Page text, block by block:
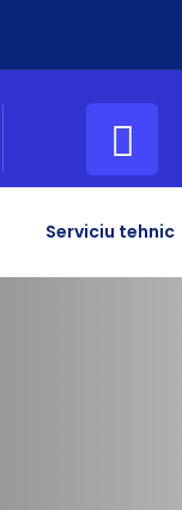
Serviciu tehnic